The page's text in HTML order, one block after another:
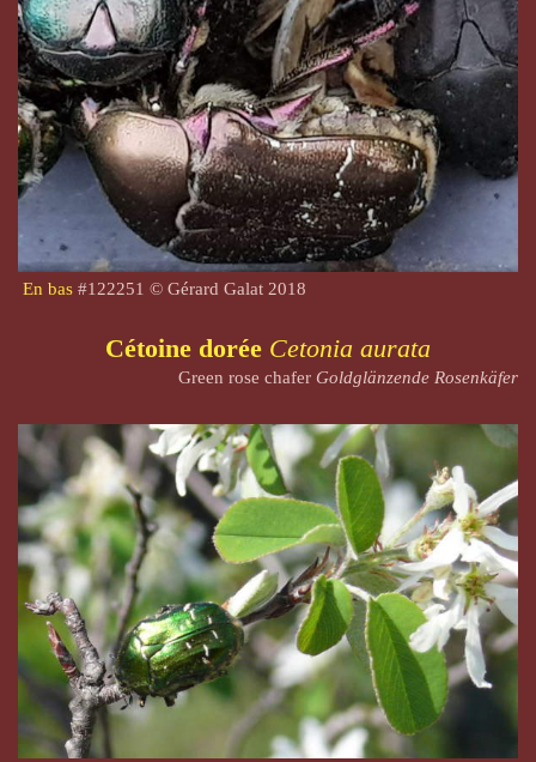
En bas #122251 © Gérard Galat 2018
Cétoine dorée Cetonia aurata
Green rose chafer Goldglänzende Rosenkäfer